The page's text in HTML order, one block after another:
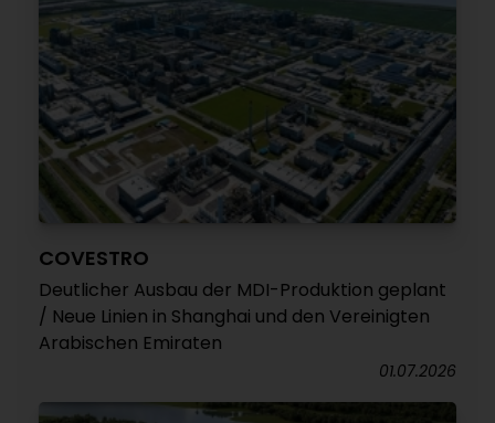
COVESTRO
Deutlicher Ausbau der MDI-Produktion geplant
/ Neue Linien in Shanghai und den Vereinigten
Arabischen Emiraten
01.07.2026